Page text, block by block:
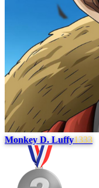
Monkey D. Luffy1333